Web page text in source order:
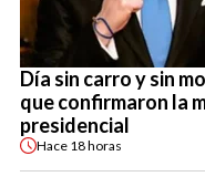
Día sin carro y sin
que confirmaron la
presidencial
Hace 18 horas